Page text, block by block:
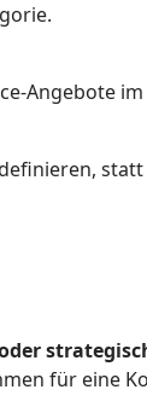
Angebote
für eine